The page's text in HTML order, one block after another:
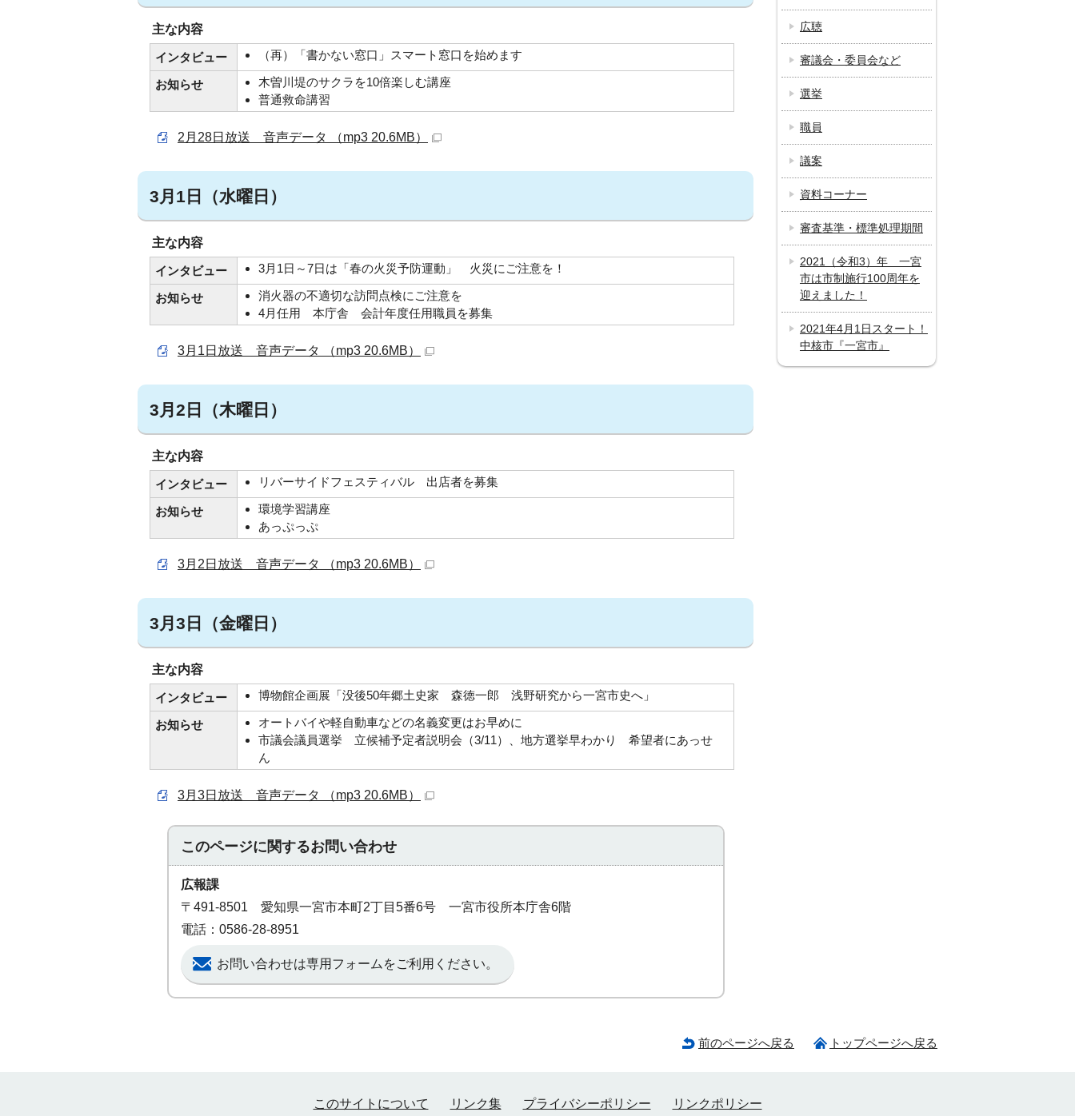
主な内容
インタビュー （再）「書かない窓口」スマート窓口を始めます
お知らせ
木曽川堤のサクラを10倍楽しむ講座
普通救命講習
2月28日放送 音声データ （mp3 20.6MB）
3月1日（水曜日）
主な内容
インタビュー 3月1日～7日は「春の火災予防運動」 火災にご注意を！
お知らせ
消火器の不適切な訪問点検にご注意を
4月任用 本庁舎 会計年度任用職員を募集
3月1日放送 音声データ （mp3 20.6MB）
3月2日（木曜日）
主な内容
インタビュー リバーサイドフェスティバル 出店者を募集
お知らせ
環境学習講座
あっぷっぷ
3月2日放送 音声データ （mp3 20.6MB）
3月3日（金曜日）
主な内容
インタビュー 博物館企画展「没後50年郷土史家 森徳一郎 浅野研究から一宮市史へ」
お知らせ
オートバイや軽自動車などの名義変更はお早めに
市議会議員選挙 立候補予定者説明会（3/11）、地方選挙早わかり 希望者にあっせ
ん
3月3日放送 音声データ （mp3 20.6MB）
このページに関するお問い合わせ
広報課
〒491-8501 愛知県一宮市本町2丁目5番6号 一宮市役所本庁舎6階
電話：0586-28-8951
お問い合わせは専用フォームをご利用ください。
広聴
審議会・委員会など
選挙
職員
議案
資料コーナー
審査基準・標準処理期間
2021（令和3）年 一宮
市は市制施行100周年を
迎えました！
2021年4月1日スタート！
中核市『一宮市』
前のページへ戻る トップページへ戻る
このサイトについて リンク集 プライバシーポリシー リンクポリシー